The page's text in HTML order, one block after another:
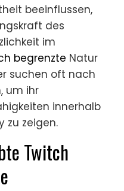
beeinflussen,
des
im
begrenzte Natur
suchen oft nach
um ihr
innerhalb
zu zeigen.
Twitch